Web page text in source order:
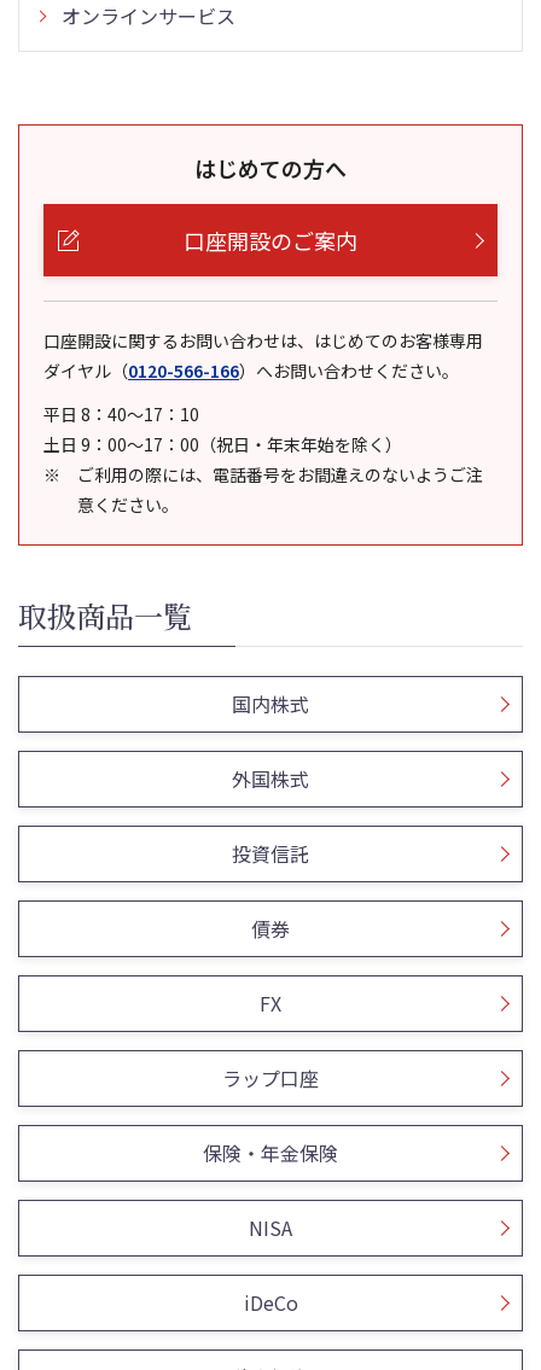
オンラインサービス
はじめての方へ
口座開設のご案内
口座開設に関するお問い合わせは、はじめてのお客様専用
ダイヤル （0120-566-166） へお問い合わせください。
平日 8：40～17：10
土日 9：00～17：00（祝日・年末年始を除く）
ご利用の際には、電話番号をお間違えのないようご注
意ください。
取扱商品一覧
国内株式
外国株式
投資信託
債券
FX
ラップ口座
保険・年金保険
NISA
iDeCo